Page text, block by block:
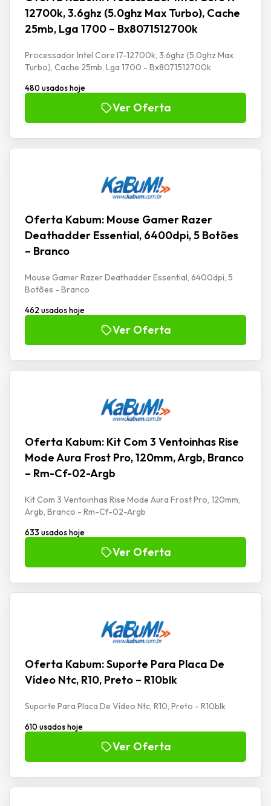
12700k, 3.6ghz (5.0ghz Max Turbo), Cache
25mb, Lga 1700 – Bx8071512700k
Processador Intel Core I7-12700k, 3.6ghz (5.0ghz Max
Turbo), Cache 25mb, Lga 1700 - Bx8071512700k
480 usados hoje
Ver Oferta
Oferta Kabum: Mouse Gamer Razer
Deathadder Essential, 6400dpi, 5 Botões
– Branco
Mouse Gamer Razer Deathadder Essential, 6400dpi, 5
Botões - Branco
462 usados hoje
Ver Oferta
Oferta Kabum: Kit Com 3 Ventoinhas Rise
Mode Aura Frost Pro, 120mm, Argb, Branco
– Rm-Cf-02-Argb
Kit Com 3 Ventoinhas Rise Mode Aura Frost Pro, 120mm,
Argb, Branco - Rm-Cf-02-Argb
633 usados hoje
Ver Oferta
Oferta Kabum: Suporte Para Placa De
Vídeo Ntc, R10, Preto – R10blk
Suporte Para Placa De Vídeo Ntc, R10, Preto - R10blk
610 usados hoje
Ver Oferta